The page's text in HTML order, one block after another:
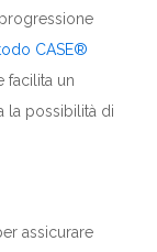
CASE®
facilita un
la possibilità di
assicurare